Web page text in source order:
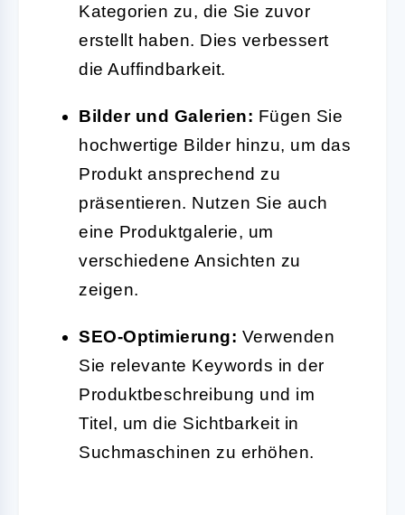
Kategorien zu, die Sie zuvor
erstellt haben. Dies verbessert
die Auffindbarkeit.
Bilder und Galerien: Fügen Sie
hochwertige Bilder hinzu, um das
Produkt ansprechend zu
präsentieren. Nutzen Sie auch
eine Produktgalerie, um
verschiedene Ansichten zu
zeigen.
SEO-Optimierung: Verwenden
Sie relevante Keywords in der
Produktbeschreibung und im
Titel, um die Sichtbarkeit in
Suchmaschinen zu erhöhen.